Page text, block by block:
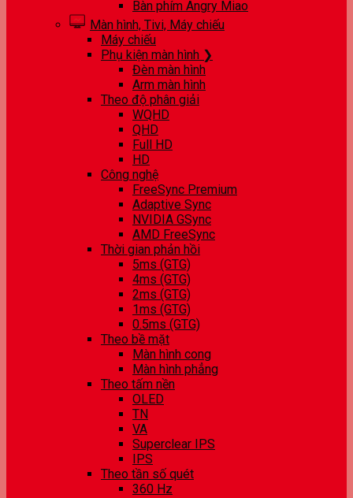
Bàn phím Angry Miao
Màn hình, Tivi, Máy chiếu
Máy chiếu
Phụ kiện màn hình ❯
Đèn màn hình
Arm màn hình
Theo độ phân giải
WQHD
QHD
Full HD
HD
Công nghệ
FreeSync Premium
Adaptive Sync
NVIDIA GSync
AMD FreeSync
Thời gian phản hồi
5ms (GTG)
4ms (GTG)
2ms (GTG)
1ms (GTG)
0.5ms (GTG)
Theo bề mặt
Màn hình cong
Màn hình phẳng
Theo tấm nền
OLED
TN
VA
Superclear IPS
IPS
Theo tần số quét
360 Hz